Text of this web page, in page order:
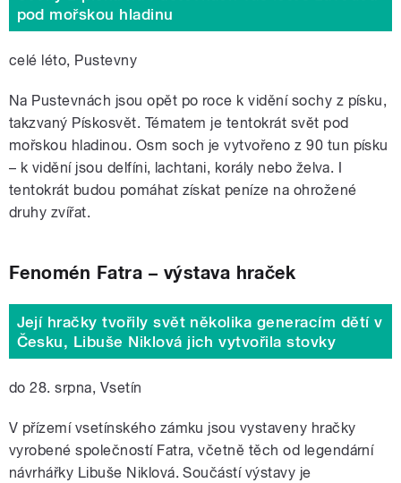
pod mořskou hladinu
celé léto, Pustevny
Na Pustevnách jsou opět po roce k vidění sochy z písku,
takzvaný Pískosvět. Tématem je tentokrát svět pod
mořskou hladinou. Osm soch je vytvořeno z 90 tun písku
– k vidění jsou delfíni, lachtani, korály nebo želva. I
tentokrát budou pomáhat získat peníze na ohrožené
druhy zvířat.
Fenomén Fatra – výstava hraček
Její hračky tvořily svět několika generacím dětí v
Česku, Libuše Niklová jich vytvořila stovky
do 28. srpna, Vsetín
V přízemí vsetínského zámku jsou vystaveny hračky
vyrobené společností Fatra, včetně těch od legendární
návrhářky Libuše Niklová. Součástí výstavy je